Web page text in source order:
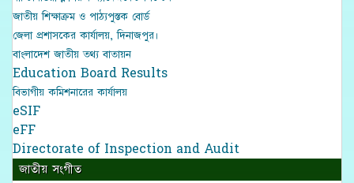
জাতীয় শিক্ষাক্রম ও পাঠ্যপুস্তক বোর্ড
জেলা প্রশাসকের কার্যালয়, দিনাজপুর।
বাংলাদেশ জাতীয় তথ্য বাতায়ন
Education Board Results
বিভাগীয় কমিশনারের কার্যালয়
eSIF
eFF
Directorate of Inspection and Audit
জাতীয় সংগীত